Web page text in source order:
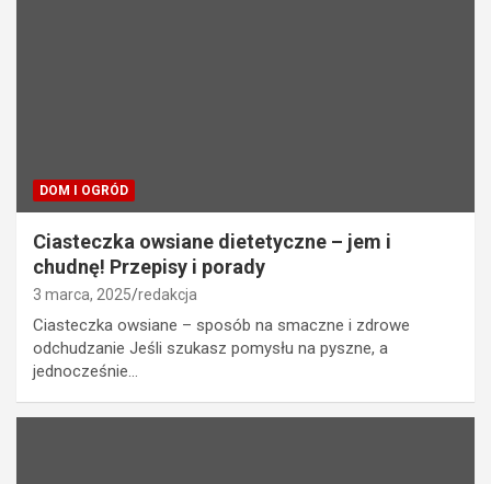
DOM I OGRÓD
Ciasteczka owsiane dietetyczne – jem i
chudnę! Przepisy i porady
3 marca, 2025 redakcja
Ciasteczka owsiane – sposób na smaczne i zdrowe
odchudzanie Jeśli szukasz pomysłu na pyszne, a
jednocześnie…